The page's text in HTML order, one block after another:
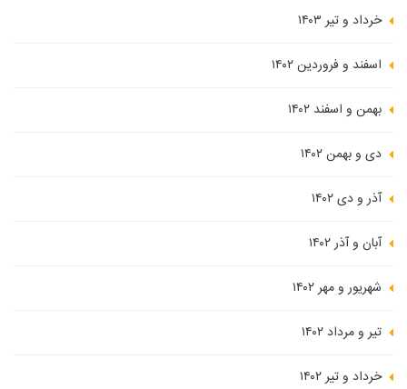
خرداد و تیر ۱۴۰۳
اسفند و فروردین ۱۴۰۲
بهمن و اسفند ۱۴۰۲
دی و بهمن ۱۴۰۲
آذر و دی ۱۴۰۲
آبان و آذر ۱۴۰۲
شهریور و مهر ۱۴۰۲
تیر و مرداد ۱۴۰۲
خرداد و تیر ۱۴۰۲